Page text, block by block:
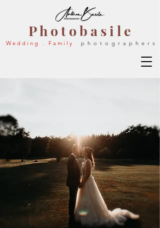
P h o t o b a s i l e
W e d d i n g . F a m i l y p h o t o g r a p h e r s